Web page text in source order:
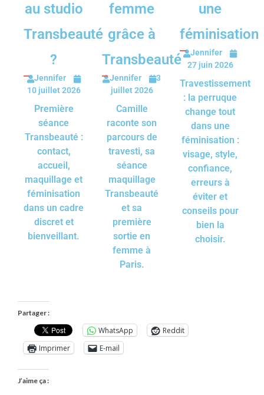
au studio
Transbeauté
?
Jennifer
10 juillet 2026
Première
séance
Transbeauté :
contact,
accueil,
maquillage et
féminisation
dans un cadre
discret et
bienveillant.
femme
grâce à
Transbeauté
Jennifer
3
juillet 2026
Camille
raconte son
parcours de
travesti, sa
séance
maquillage
Transbeauté
et sa
première
sortie en
femme à
Paris.
une
féminisation
Jennifer
27 juin 2026
Travestissement
: la perruque
change tout
dans une
féminisation :
visage, style,
confiance,
erreurs à
éviter et
conseils pour
bien la
choisir.
Partager :
WhatsApp
Reddit
Imprimer
E-mail
J’aime ça :